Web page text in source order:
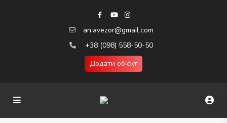
an.avezor@gmail.com
+38 (098) 558-50-50
Додати об'єкт